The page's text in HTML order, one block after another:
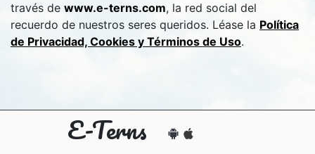
través de www.e-terns.com, la red social del
recuerdo de nuestros seres queridos. Léase la Política
de Privacidad, Cookies y Términos de Uso.
E-Terns